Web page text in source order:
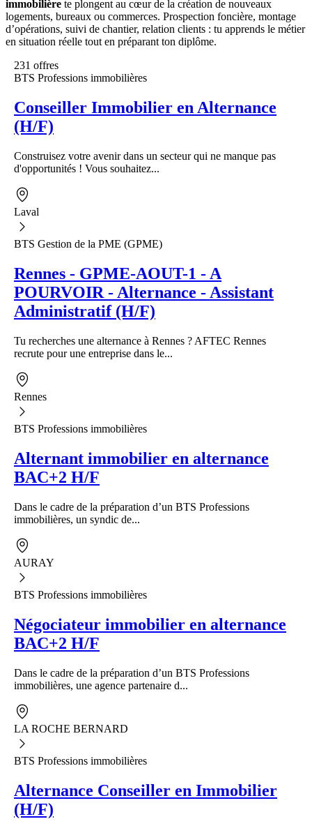
immobilière te plongent au cœur de la création de nouveaux
logements, bureaux ou commerces. Prospection foncière, montage
d’opérations, suivi de chantier, relation clients : tu apprends le métier
en situation réelle tout en préparant ton diplôme.
231 offres
BTS Professions immobilières
Conseiller Immobilier en Alternance
(H/F)
Construisez votre avenir dans un secteur qui ne manque pas
d'opportunités ! Vous souhaitez...
Laval
BTS Gestion de la PME (GPME)
Rennes - GPME-AOUT-1 - A
POURVOIR - Alternance - Assistant
Administratif (H/F)
Tu recherches une alternance à Rennes ? AFTEC Rennes
recrute pour une entreprise dans le...
Rennes
BTS Professions immobilières
Alternant immobilier en alternance
BAC+2 H/F
Dans le cadre de la préparation d’un BTS Professions
immobilières, un syndic de...
AURAY
BTS Professions immobilières
Négociateur immobilier en alternance
BAC+2 H/F
Dans le cadre de la préparation d’un BTS Professions
immobilières, une agence partenaire d...
LA ROCHE BERNARD
BTS Professions immobilières
Alternance Conseiller en Immobilier
(H/F)